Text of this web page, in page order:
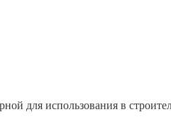
для использования в